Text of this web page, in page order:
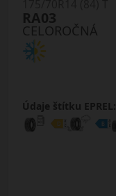
CELOROČNÁ
RA03
Údaje štítku EPREL: